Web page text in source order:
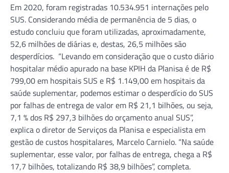
Em 2020, foram registradas 10.534.951 internações pelo
SUS. Considerando média de permanência de 5 dias, o
estudo concluiu que foram utilizadas, aproximadamente,
52,6 milhões de diárias e, destas, 26,5 milhões são
desperdícios. “Levando em consideração que o custo diário
hospitalar médio apurado na base KPIH da Planisa é de R$
799,00 em hospitais SUS e R$ 1.149,00 em hospitais da
saúde suplementar, podemos estimar o desperdício do SUS
por falhas de entrega de valor em R$ 21,1 bilhões, ou seja,
7,1 % dos R$ 297,3 bilhões do orçamento anual SUS”,
explica o diretor de Serviços da Planisa e especialista em
gestão de custos hospitalares, Marcelo Carnielo. “Na saúde
suplementar, esse valor, por falhas de entrega, chega a R$
17,7 bilhões, totalizando R$ 38,9 bilhões”, completa.